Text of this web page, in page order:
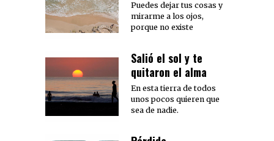
Puedes dejar tus cosas y
mirarme a los ojos,
porque no existe
Salió el sol y te
quitaron el alma
En esta tierra de todos
unos pocos quieren que
sea de nadie.